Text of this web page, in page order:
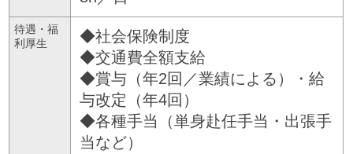
待遇・福
利厚生
◆社会保険制度
◆交通費全額支給
◆賞与（年2回／業績による）・給
与改定（年4回）
◆各種手当（単身赴任手当・出張手
当など）